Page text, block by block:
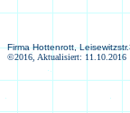
Firma Hottenrott,
©2016, Aktualisiert: 11.10.2016